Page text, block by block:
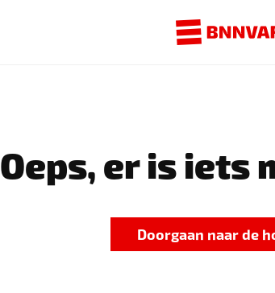
Oeps, er is iets
Doorgaan naar de